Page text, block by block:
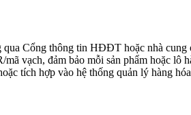
qua Cổng thông tin HĐĐT hoặc nhà
vạch, đảm bảo mỗi sản phẩm hoặc lô
tích hợp vào hệ thống quản lý hàng